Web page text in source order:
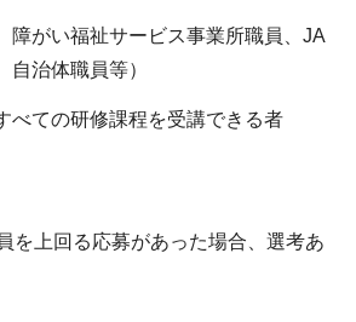
がい福祉サービス事業所職員、JA
自治体職員等）
べての研修課程を受講できる者
上回る応募があった場合、選考あ